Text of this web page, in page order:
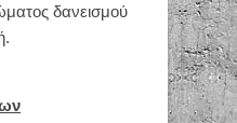
δανεισμού